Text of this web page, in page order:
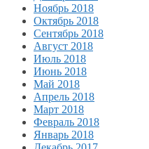
Ноябрь 2018
Октябрь 2018
Сентябрь 2018
Август 2018
Июль 2018
Июнь 2018
Май 2018
Апрель 2018
Март 2018
Февраль 2018
Январь 2018